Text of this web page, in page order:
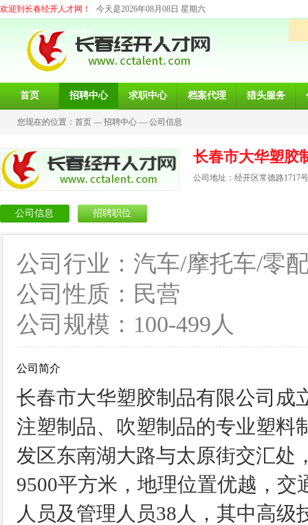
欢迎到长春经开人才网！ 今天是2026年08月08日 星期六
首页 招聘中心 求职中心 档案代理 猎头服务
您现在的位置： 首页 — 招聘中心 — 公司信息
长春市大华塑胶
公司地址：经开区常德路1717号
公司信息 招聘职位
公司行业：汽车/摩托车/零
公司性质：民营
公司规模：100-499人
公司简介
长春市大华塑胶制品有限公司成
注塑制品、吹塑制品的专业塑料
发区东南湖大路与太原街交汇处
9500平方米，地理位置优越，
人员及管理人员38人，其中高